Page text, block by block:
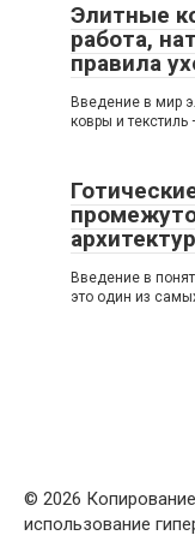
Элитные
работа,
правила
Введение в мир
ковры и текстиль
Введение в
это один из
© 2026
использование